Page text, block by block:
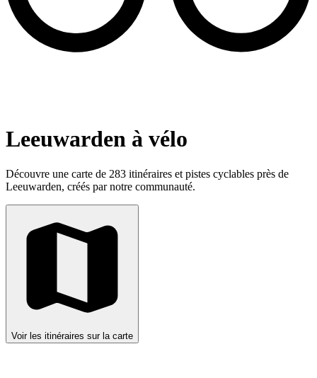
Leeuwarden à vélo
Découvre une carte de 283 itinéraires et pistes cyclables près de
Leeuwarden, créés par notre communauté.
Voir les itinéraires sur la carte